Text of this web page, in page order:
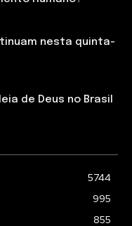
nesta quinta-
de Deus no Brasil
5744
995
855